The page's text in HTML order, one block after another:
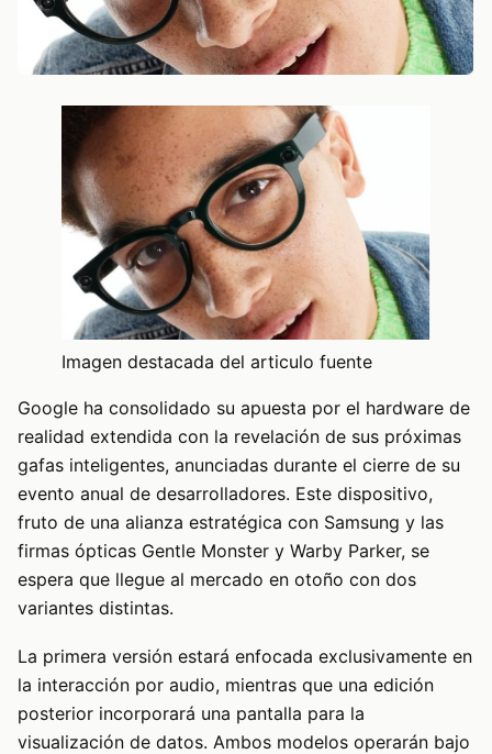
Imagen destacada del articulo fuente
Google ha consolidado su apuesta por el hardware de
realidad extendida con la revelación de sus próximas
gafas inteligentes, anunciadas durante el cierre de su
evento anual de desarrolladores. Este dispositivo,
fruto de una alianza estratégica con Samsung y las
firmas ópticas Gentle Monster y Warby Parker, se
espera que llegue al mercado en otoño con dos
variantes distintas.
La primera versión estará enfocada exclusivamente en
la interacción por audio, mientras que una edición
posterior incorporará una pantalla para la
visualización de datos. Ambos modelos operarán bajo